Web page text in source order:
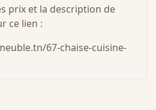
prix et la description de
ce lien :
67-chaise-cuisine-